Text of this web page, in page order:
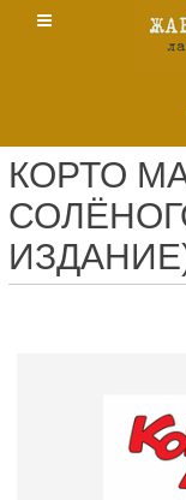
КОРТО